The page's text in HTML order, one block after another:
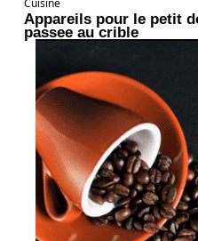
Cuisine
Appareils pour le petit
passee au crible